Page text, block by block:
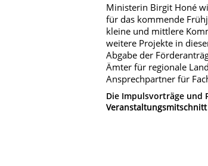
Ministerin Birgit Honé
für das kommende
kleine und mittlere
weitere Projekte in
Abgabe der
Ämter für regionale
Ansprechpartner für
Die Impulsvorträge und
Veranstaltungsmitschnitt